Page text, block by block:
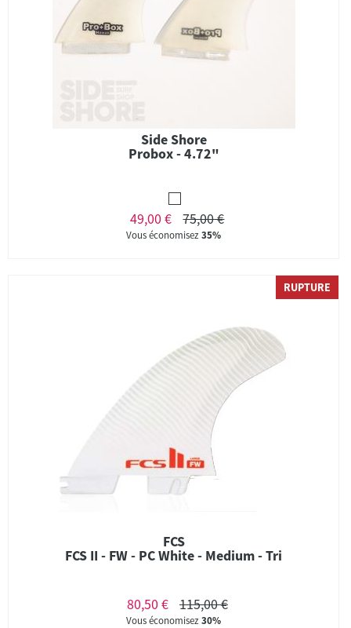
Side Shore
Probox - 4.72"
49,00 € 75,00 €
Vous économisez35%
RUPTURE
FCS
FCS II - FW - PC White - Medium - Tri
80,50 € 115,00 €
Vous économisez30%